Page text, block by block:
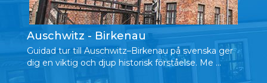
Auschwitz - Birkenau
Guidad tur till Auschwitz–Birkenau på svenska ger
dig en viktig och djup historisk förståelse. Me ...